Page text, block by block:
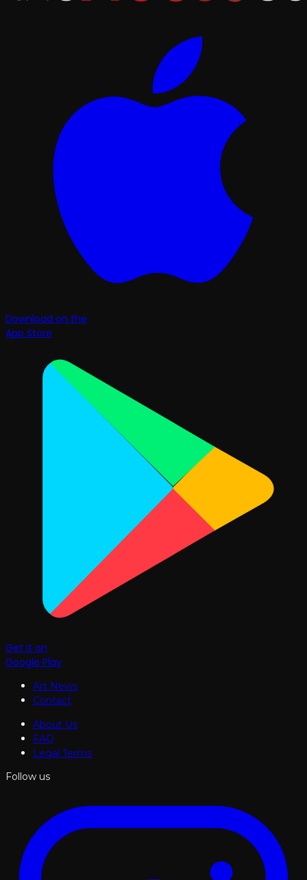
Download on the
App Store
Get it on
Google Play
Art News
Contact
About Us
FAQ
Legal Terms
Follow us